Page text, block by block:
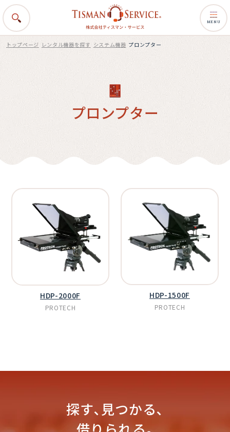
MENU
トップページ レンタル機器を探す システム機器 プロンプター
プロンプター
HDP-2000F
PROTECH
HDP-1500F
PROTECH
探す､見つかる､